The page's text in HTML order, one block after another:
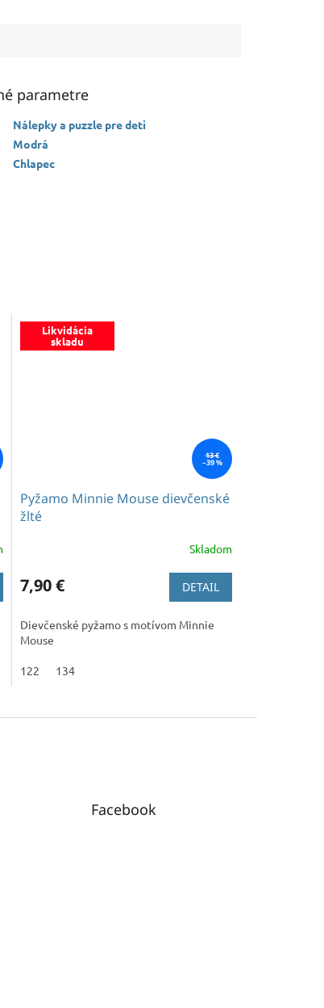
parametre
Nálepky a puzzle pre deti
Modrá
Chlapec
Likvidácia
skladu
13 €
–39 %
Pyžamo Minnie Mouse dievčenské
žlté
Skladom
7,90 € DETAIL
Dievčenské pyžamo s motívom Minnie
Mouse
122 134
Facebook